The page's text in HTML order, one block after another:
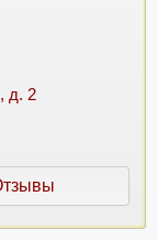
д. 2